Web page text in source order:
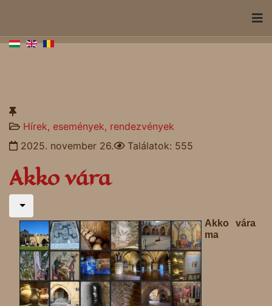
Hírek, események, rendezvények
2025. november 26.
Találatok: 555
Akko vára
Akko vára
ma